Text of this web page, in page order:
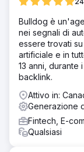
Bulldog è
nei segnali di
essere trovati
artificiale e in
13 anni, durante
backlink.
Attivo in:
Generazione
Fintech, E-
Qualsiasi